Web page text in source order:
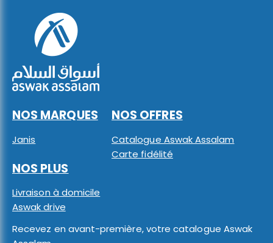
NOS MARQUES
Janis
NOS OFFRES
Catalogue Aswak Assalam
Carte fidélité
NOS PLUS
Livraison à domicile
Aswak drive
Recevez en avant-première, votre catalogue Aswak